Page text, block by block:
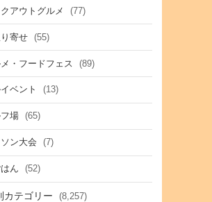
アウトグルメ (77)
寄せ (55)
・フードフェス (89)
ベント (13)
場 (65)
ン大会 (7)
ん (52)
カテゴリー (8,257)